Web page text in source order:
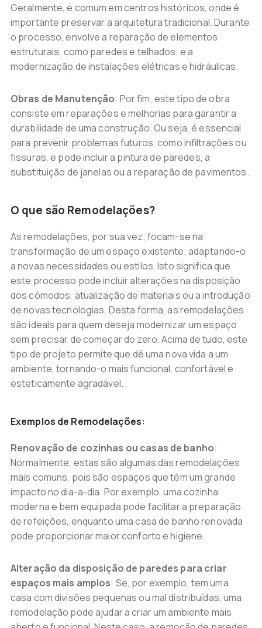
Geralmente, é comum em centros históricos, onde é
importante preservar a arquitetura tradicional. Durante
o processo, envolve a reparação de elementos
estruturais, como paredes e telhados, e a
modernização de instalações elétricas e hidráulicas.
Obras de Manutenção: Por fim, este tipo de obra
consiste em reparações e melhorias para garantir a
durabilidade de uma construção. Ou seja, é essencial
para prevenir problemas futuros, como infiltrações ou
fissuras, e pode incluir a pintura de paredes, a
substituição de janelas ou a reparação de pavimentos.
O que são Remodelações?
As remodelações, por sua vez, focam-se na
transformação de um espaço existente, adaptando-o
a novas necessidades ou estilos. Isto significa que
este processo pode incluir alterações na disposição
dos cômodos, atualização de materiais ou a introdução
de novas tecnologias. Desta forma, as remodelações
são ideais para quem deseja modernizar um espaço
sem precisar de começar do zero. Acima de tudo, este
tipo de projeto permite que dê uma nova vida a um
ambiente, tornando-o mais funcional, confortável e
esteticamente agradável.
Exemplos de Remodelações:
Renovação de cozinhas ou casas de banho:
Normalmente, estas são algumas das remodelações
mais comuns, pois são espaços que têm um grande
impacto no dia-a-dia. Por exemplo, uma cozinha
moderna e bem equipada pode facilitar a preparação
de refeições, enquanto uma casa de banho renovada
pode proporcionar maior conforto e higiene.
Alteração da disposição de paredes para criar
espaços mais amplos: Se, por exemplo, tem uma
casa com divisões pequenas ou mal distribuídas, uma
remodelação pode ajudar a criar um ambiente mais